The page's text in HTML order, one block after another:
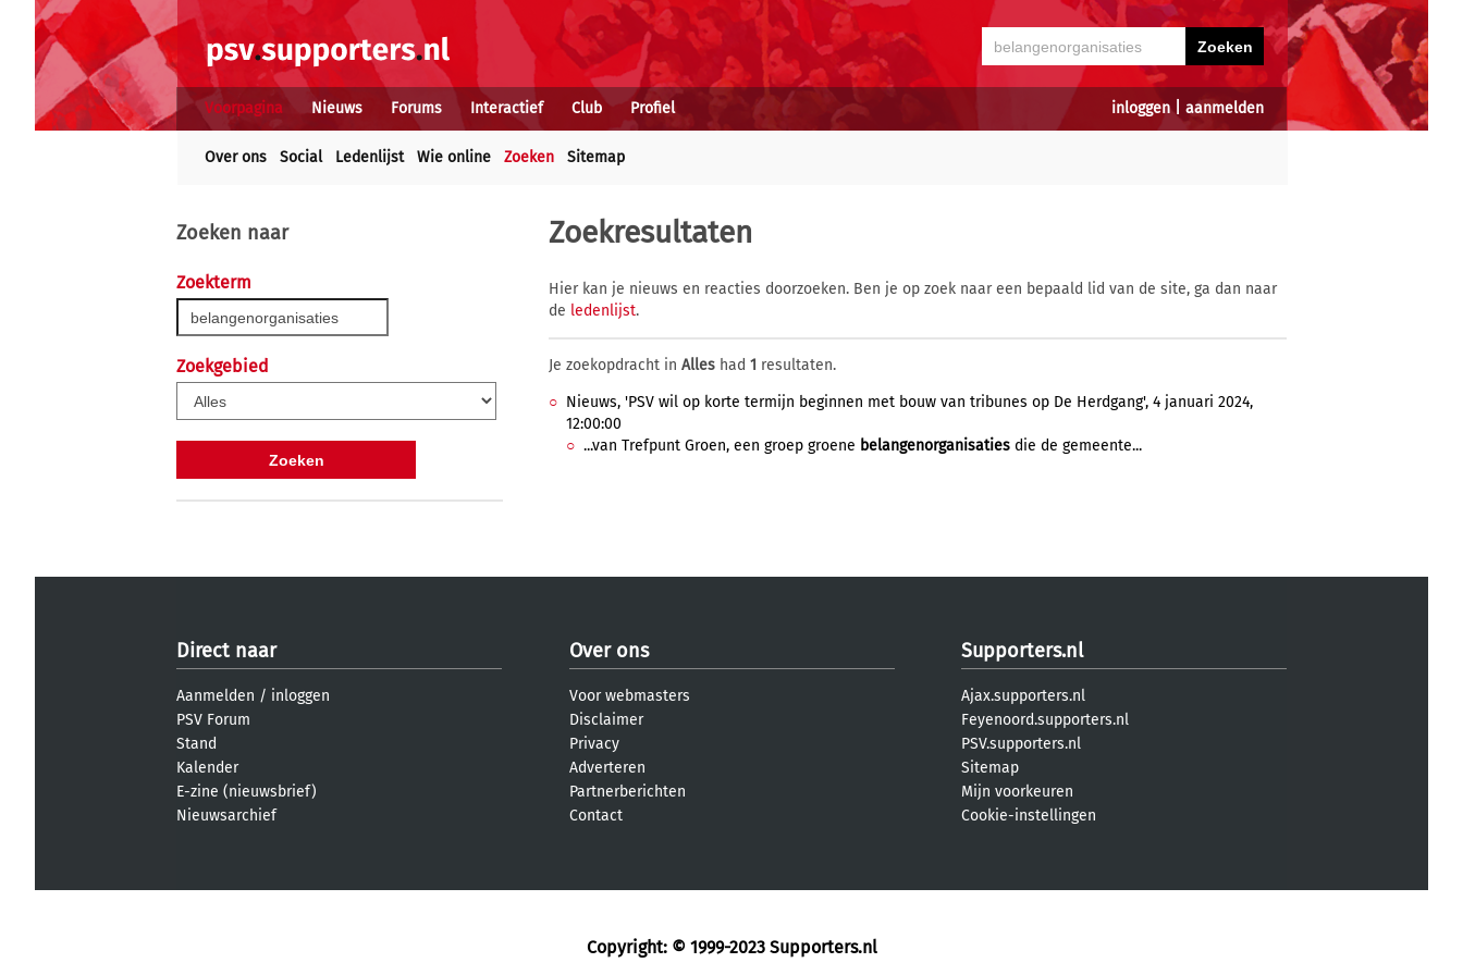
inloggen| aanmelden
Voorpagina Nieuws Forums Interactief Club Profiel
Over ons Social Ledenlijst Wie online Zoeken Sitemap
Zoeken naar
Zoekterm
Zoekgebied
Zoekresultaten
Hier kan je nieuws en reacties doorzoeken. Ben je op zoek naar een bepaald lid van de site, ga dan naar
de ledenlijst.
Je zoekopdracht in Alles had 1 resultaten.
Nieuws, 'PSV wil op korte termijn beginnen met bouw van tribunes op De Herdgang', 4 januari 2024,
12:00:00
...van Trefpunt Groen, een groep groene belangenorganisaties die de gemeente...
Direct naar
Aanmelden / inloggen
PSV Forum
Stand
Kalender
E-zine (nieuwsbrief)
Nieuwsarchief
Over ons
Voor webmasters
Disclaimer
Privacy
Adverteren
Partnerberichten
Contact
Supporters.nl
Ajax.supporters.nl
Feyenoord.supporters.nl
PSV.supporters.nl
Sitemap
Mijn voorkeuren
Cookie-instellingen
Copyright: © 1999-2023 Supporters.nl